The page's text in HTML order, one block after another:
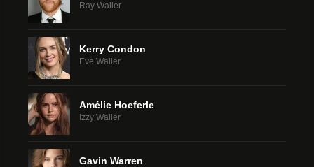
Ray Waller
Kerry Condon
Eve Waller
Amélie Hoeferle
Izzy Waller
Gavin Warren